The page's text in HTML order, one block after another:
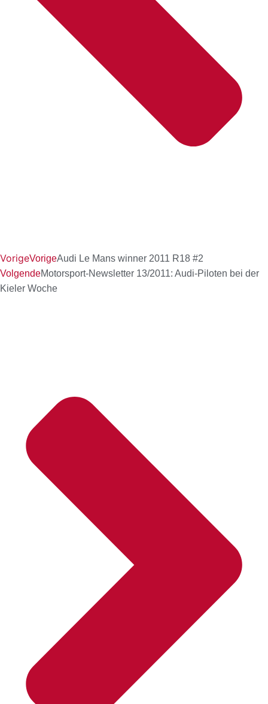
VorigeVorigeAudi Le Mans winner 2011 R18 #2
VolgendeMotorsport-Newsletter 13/2011: Audi-Piloten bei der
Kieler Woche